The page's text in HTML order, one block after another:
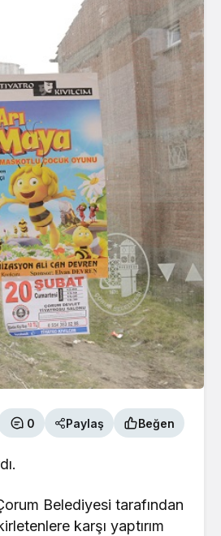
0 Paylaş Beğen
Belediyesi tarafından
karşı yaptırım